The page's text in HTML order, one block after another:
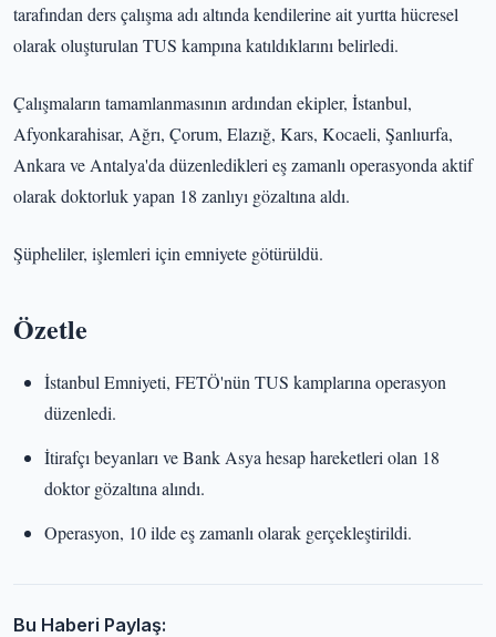
tarafından ders çalışma adı altında kendilerine ait yurtta hücresel
olarak oluşturulan TUS kampına katıldıklarını belirledi.
Çalışmaların tamamlanmasının ardından ekipler, İstanbul,
Afyonkarahisar, Ağrı, Çorum, Elazığ, Kars, Kocaeli, Şanlıurfa,
Ankara ve Antalya'da düzenledikleri eş zamanlı operasyonda aktif
olarak doktorluk yapan 18 zanlıyı gözaltına aldı.
Şüpheliler, işlemleri için emniyete götürüldü.
Özetle
İstanbul Emniyeti, FETÖ'nün TUS kamplarına operasyon
düzenledi.
İtirafçı beyanları ve Bank Asya hesap hareketleri olan 18
doktor gözaltına alındı.
Operasyon, 10 ilde eş zamanlı olarak gerçekleştirildi.
Bu Haberi Paylaş: